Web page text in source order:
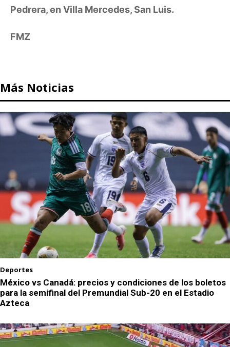
Pedrera, en Villa Mercedes, San Luis.
FMZ
Más Noticias
Deportes
México vs Canadá: precios y condiciones de los boletos
para la semifinal del Premundial Sub-20 en el Estadio
Azteca